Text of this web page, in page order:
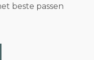
beste passen